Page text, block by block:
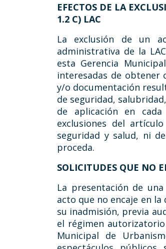
EFECTOS DE LA
1.2 C) LAC
La exclusión de un
administrativa de la
esta Gerencia
interesadas de
y/o documentación
de seguridad,
de aplicación en
exclusiones del
seguridad y salud, ni
proceda.
SOLICITUDES QUE NO
La presentación de
acto que no encaje en
su inadmisión, previa
el régimen
Municipal de